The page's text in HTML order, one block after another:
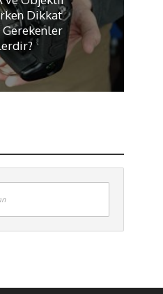
Dikkat